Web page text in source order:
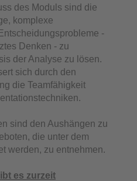
des Moduls sind die
komplexe
-
Denken - zu
der Analyse zu lösen.
sich durch den
die Teamfähigkeit
sind den Aushängen zu
die unter dem
werden, zu entnehmen.
es zurzeit